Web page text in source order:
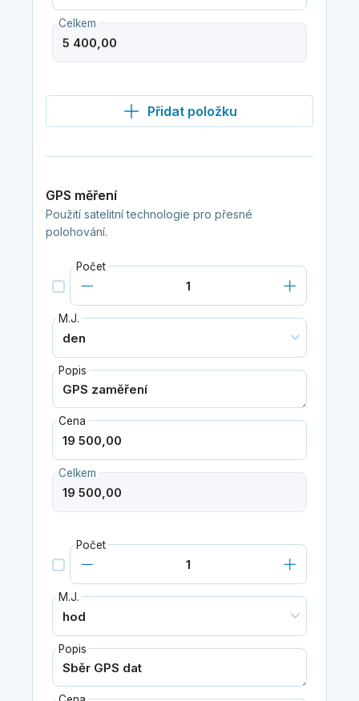
Celkem
Přidat položku
GPS měření
Použití satelitní technologie pro přesné
polohování.
Počet
M.J.
Popis
Cena
Celkem
Počet
M.J.
Popis